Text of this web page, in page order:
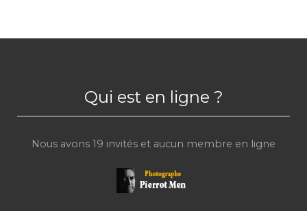
Qui est en ligne ?
Nous avons 19 invités et aucun membre en ligne